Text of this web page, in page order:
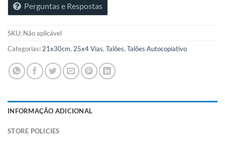
Perguntas e Respostas
SKU: Não aplicável
Categorias: 21x30cm, 25x4 Vias, Talões, Talões Autocopiativo
INFORMAÇÃO ADICIONAL
STORE POLICIES